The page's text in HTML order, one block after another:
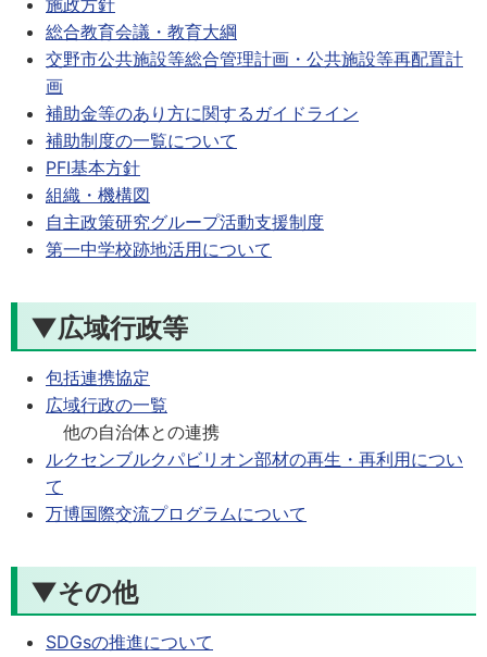
施政方針
総合教育会議・教育大綱
交野市公共施設等総合管理計画・公共施設等再配置計
画
補助金等のあり方に関するガイドライン
補助制度の一覧について
PFI基本方針
組織・機構図
自主政策研究グループ活動支援制度
第一中学校跡地活用について
▼広域行政等
包括連携協定
広域行政の一覧
他の自治体との連携
ルクセンブルクパビリオン部材の再生・再利用につい
て
万博国際交流プログラムについて
▼その他
SDGsの推進について